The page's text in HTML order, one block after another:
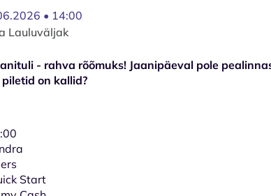
• 14:00
Lauluväljak
- rahva rõõmuks! Jaanipäeval pole
on kallid?
Start